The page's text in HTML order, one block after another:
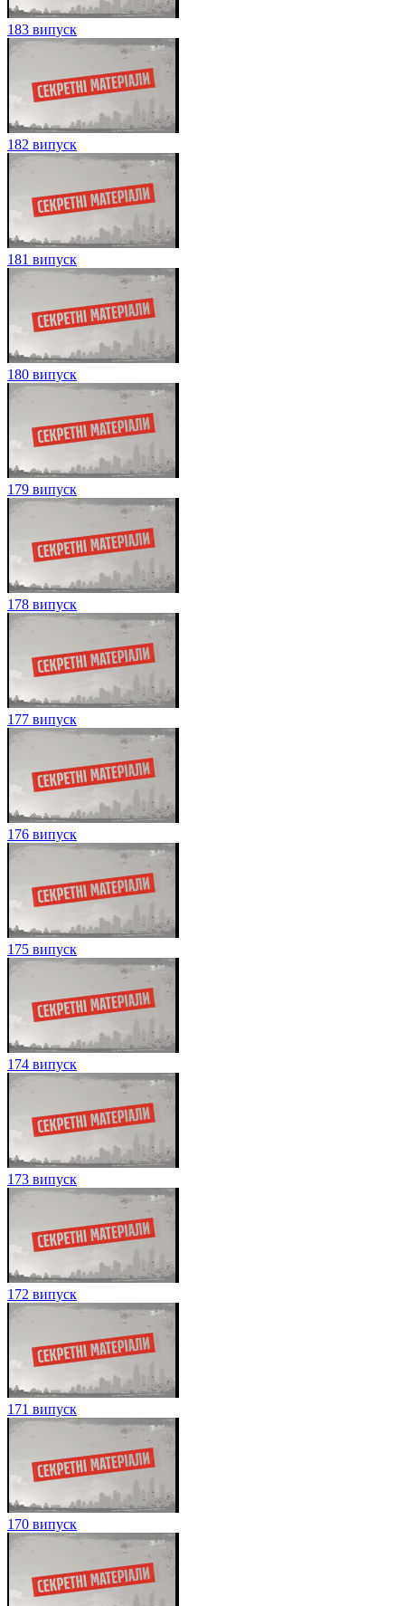
183 випуск
182 випуск
181 випуск
180 випуск
179 випуск
178 випуск
177 випуск
176 випуск
175 випуск
174 випуск
173 випуск
172 випуск
171 випуск
170 випуск